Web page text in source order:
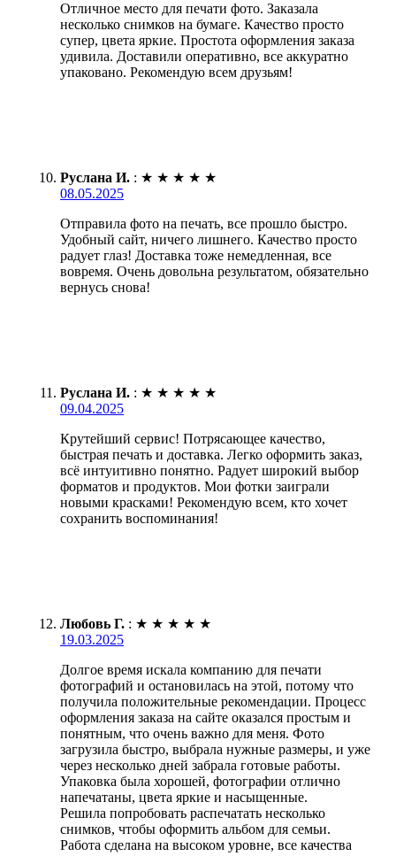
Отличное место для печати фото. Заказала
несколько снимков на бумаге. Качество просто
супер, цвета яркие. Простота оформления заказа
удивила. Доставили оперативно, все аккуратно
упаковано. Рекомендую всем друзьям!
Руслана И. : ★ ★ ★ ★ ★
08.05.2025
Отправила фото на печать, все прошло быстро.
Удобный сайт, ничего лишнего. Качество просто
радует глаз! Доставка тоже немедленная, все
вовремя. Очень довольна результатом, обязательно
вернусь снова!
Руслана И. : ★ ★ ★ ★ ★
09.04.2025
Крутейший сервис! Потрясающее качество,
быстрая печать и доставка. Легко оформить заказ,
всё интуитивно понятно. Радует широкий выбор
форматов и продуктов. Мои фотки заиграли
новыми красками! Рекомендую всем, кто хочет
сохранить воспоминания!
Любовь Г. : ★ ★ ★ ★ ★
19.03.2025
Долгое время искала компанию для печати
фотографий и остановилась на этой, потому что
получила положительные рекомендации. Процесс
оформления заказа на сайте оказался простым и
понятным, что очень важно для меня. Фото
загрузила быстро, выбрала нужные размеры, и уже
через несколько дней забрала готовые работы.
Упаковка была хорошей, фотографии отлично
напечатаны, цвета яркие и насыщенные.
Решила попробовать распечатать несколько
снимков, чтобы оформить альбом для семьи.
Работа сделана на высоком уровне, все качества